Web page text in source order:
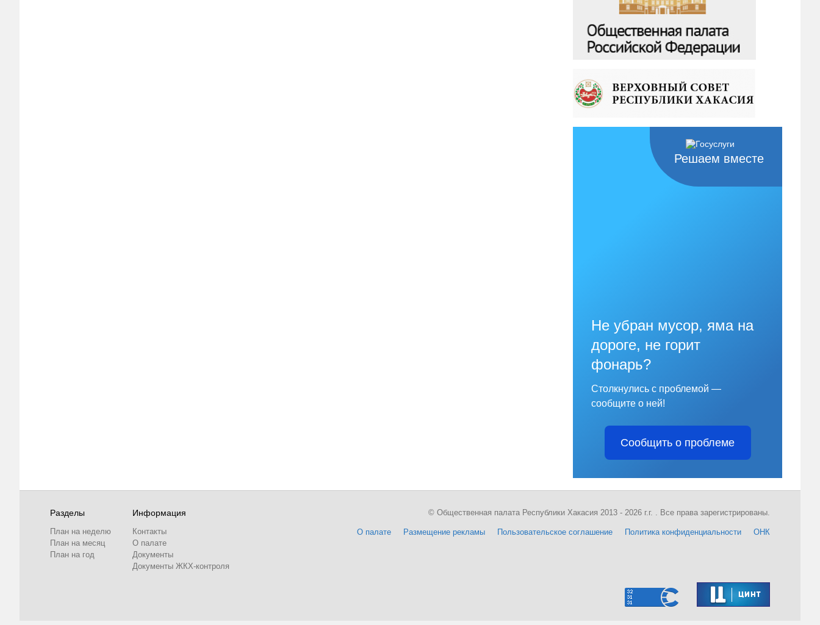
Решаем вместе
Не убран мусор, яма на
дороге, не горит
фонарь?
Столкнулись с проблемой —
сообщите о ней!
Сообщить о проблеме
Разделы
План на неделю
План на месяц
План на год
Информация
Контакты
О палате
Документы
Документы ЖКХ-контроля
О палате Размещение рекламы Пользовательское соглашение Политика конфиденциальности ОНК
© Общественная палата Республики Хакасия 2013 - 2026 г.г. . Все права зарегистрированы.